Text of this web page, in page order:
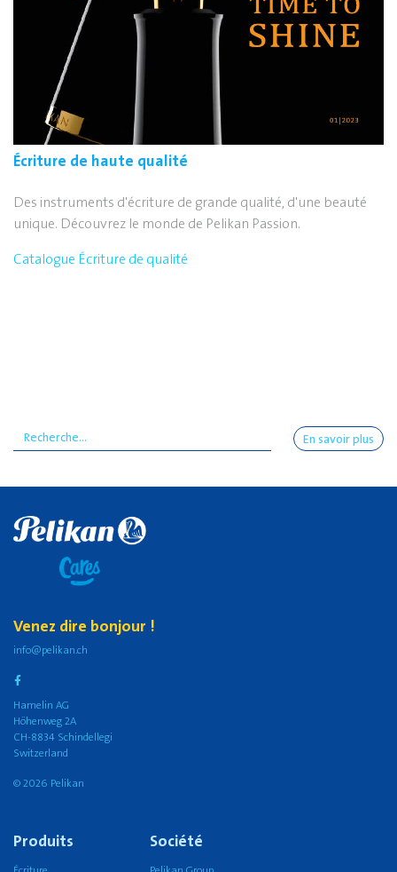
Écriture de haute qualité
Des instruments d'écriture de grande qualité, d'une beauté
unique. Découvrez le monde de Pelikan Passion.
Catalogue Écriture de qualité
En savoir plus
Venez dire bonjour !
info@pelikan.ch
Hamelin AG
Höhenweg 2A
CH-8834 Schindellegi
Switzerland
© 2026 Pelikan
Produits Société